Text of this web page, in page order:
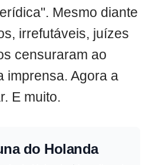
Mesmo diante
irrefutáveis, juízes
censuraram ao
imprensa. Agora a
E muito.
do Holanda